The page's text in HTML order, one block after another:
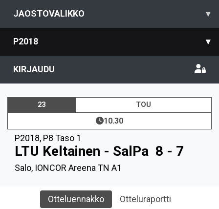
JAOSTOVALIKKO ▾
P2018 ▾
KIRJAUDU
23 TOU
10.30
P2018, P8 Taso 1
LTU Keltainen - SalPa 8 - 7
Salo, IONCOR Areena TN A1
Otteluennakko Otteluraportti